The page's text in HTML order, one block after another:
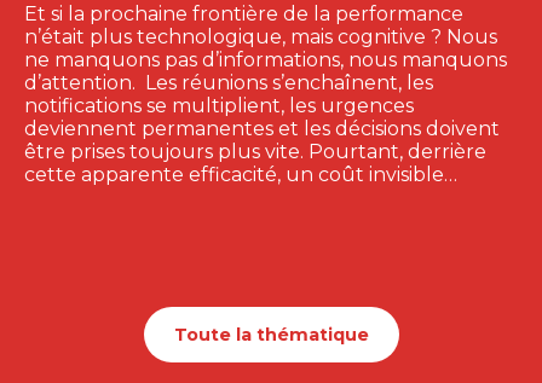
Et si la prochaine frontière de la performance
n’était plus technologique, mais cognitive ? Nous
ne manquons pas d’informations, nous manquons
d’attention. Les réunions s’enchaînent, les
notifications se multiplient, les urgences
deviennent permanentes et les décisions doivent
être prises toujours plus vite. Pourtant, derrière
cette apparente efficacité, un coût invisible…
Toute la thématique